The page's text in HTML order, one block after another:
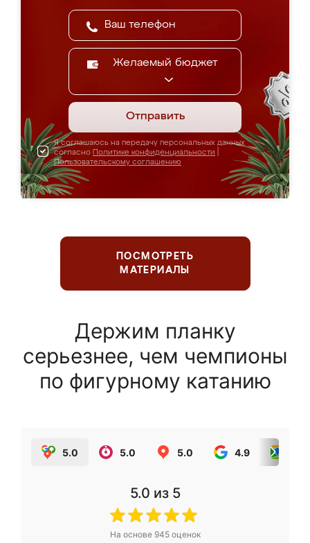
Желаемый бюджет
Отправить
Я соглашаюсь на передачу персональных данных
согласно Политике конфиденциальности
Пользовательскому соглашению
ПОСМОТРЕТЬ
МАТЕРИАЛЫ
Держим планку
серьезнее, чем чемпионы
по фигурному катанию
5.0 5.0 5.0 4.9
5.0 из 5
На основе 945оценок